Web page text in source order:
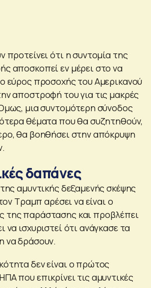
προτείνει ότι η συντομία της
αποσκοπεί εν μέρει στο να
εύρος προσοχής του Αμερικανού
αποστροφή του για τις μακρές
μια συντομότερη σύνοδος
θέματα που θα συζητηθούν,
θα βοηθήσει στην απόκρυψη
δαπάνες
αμυντικής δεξαμενής σκέψης
Τραμπ αρέσει να είναι ο
της παράστασης και προβλέπει
να ισχυριστεί ότι ανάγκασε τα
να δράσουν.
δεν είναι ο πρώτος
που επικρίνει τις αμυντικές